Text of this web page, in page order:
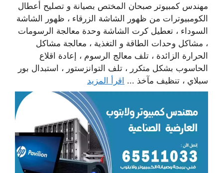
مهندس كمبيوتر صبحان المختص بصيانة و تصليح أعطال
الكومبيوترات من ظهور الشاشة الزرقاء ، ظهور الشاشة
السوداء ، تعطيل كرت الشاشة وحدة معالجة الرسومات
، مشاكل وحدات الطاقة و التغذية ، معالجة مشاكل
الحرارة الزائدة ، تلف معالج الرسوم ، إعادة اقلاع
الحاسوب بشكل متكرر ، تلف التوانزستور ، استبدال بور
سبلاي ، تنظيف مآخذ ... اقرأ المزيد